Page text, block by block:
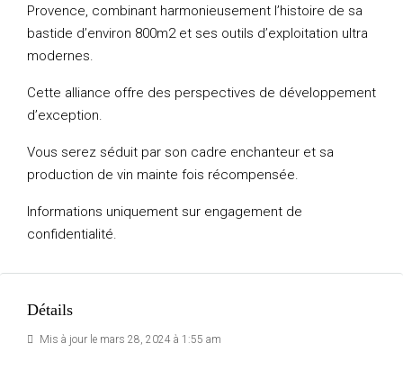
Provence, combinant harmonieusement l’histoire de sa
bastide d’environ 800m2 et ses outils d’exploitation ultra
modernes.
Cette alliance offre des perspectives de développement
d’exception.
Vous serez séduit par son cadre enchanteur et sa
production de vin mainte fois récompensée.
Informations uniquement sur engagement de
confidentialité.
Détails
Mis à jour le mars 28, 2024 à 1:55 am